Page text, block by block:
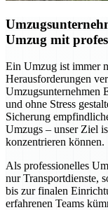
Umzug mit
Ein Umzug ist immer
Herausforderungen
Umzugsunternehmen
und ohne Stress
Sicherung
Umzugs – unser Ziel
konzentrieren können.
Als professionelles
nur Transportdienste,
bis zur finalen
erfahrenen Teams